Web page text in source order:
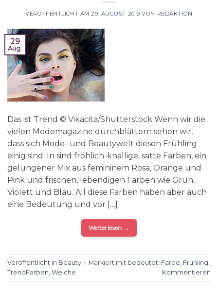
VERÖFFENTLICHT AM29. AUGUST 2019 VON REDAKTION
29
Aug.
Das ist Trend © Vikacita/Shutterstock Wenn wir die
vielen Modemagazine durchblättern sehen wir,
dass sich Mode- und Beautywelt diesen Frühling
einig sind! In sind fröhlich-knallige, satte Farben, ein
gelungener Mix aus femininem Rosa, Orange und
Pink und frischen, lebendigen Farben wie Grün,
Violett und Blau. All diese Farben haben aber auch
eine Bedeutung und vor […]
Weiterlesen →
Veröffentlicht in Beauty | Markiert mit bedeutet Farbe Frühling
TrendFarben Welche Kommentieren